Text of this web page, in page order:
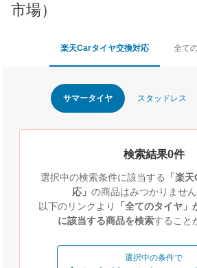
市場）
楽天Carタイヤ交換対応 全て
サマータイヤ スタッドレス
検索結果0件
選択中の検索条件に該当する 「楽
応」 の商品はみつかりません
以下のリンクより
「全てのタイヤ
に該当する商品を検索すること
選択中の条件で